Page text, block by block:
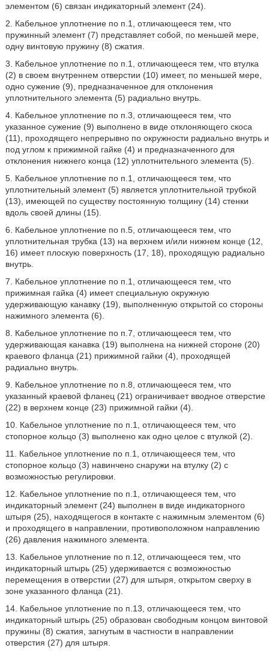
элементом (6) связан индикаторный элемент (24).
2. Кабельное уплотнение по п.1, отличающееся тем, что
пружинный элемент (7) представляет собой, по меньшей мере,
одну винтовую пружину (8) сжатия.
3. Кабельное уплотнение по п.1, отличающееся тем, что втулка
(2) в своем внутреннем отверстии (10) имеет, по меньшей мере,
одно сужение (9), предназначенное для отклонения
уплотнительного элемента (5) радиально внутрь.
4. Кабельное уплотнение по п.3, отличающееся тем, что
указанное сужение (9) выполнено в виде отклоняющего скоса
(11), проходящего непрерывно по окружности радиально внутрь и
под углом к прижимной гайке (4) и предназначенного для
отклонения нижнего конца (12) уплотнительного элемента (5).
5. Кабельное уплотнение по п.1, отличающееся тем, что
уплотнительный элемент (5) является уплотнительной трубкой
(13), имеющей по существу постоянную толщину (14) стенки
вдоль своей длины (15).
6. Кабельное уплотнение по п.5, отличающееся тем, что
уплотнительная трубка (13) на верхнем и/или нижнем конце (12,
16) имеет плоскую поверхность (17, 18), проходящую радиально
внутрь.
7. Кабельное уплотнение по п.1, отличающееся тем, что
прижимная гайка (4) имеет специальную окружную
удерживающую канавку (19), выполненную открытой со стороны
нажимного элемента (6).
8. Кабельное уплотнение по п.7, отличающееся тем, что
удерживающая канавка (19) выполнена на нижней стороне (20)
краевого фланца (21) прижимной гайки (4), проходящей
радиально внутрь.
9. Кабельное уплотнение по п.8, отличающееся тем, что
указанный краевой фланец (21) ограничивает вводное отверстие
(22) в верхнем конце (23) прижимной гайки (4).
10. Кабельное уплотнение по п.1, отличающееся тем, что
стопорное кольцо (3) выполнено как одно целое с втулкой (2).
11. Кабельное уплотнение по п.1, отличающееся тем, что
стопорное кольцо (3) навинчено снаружи на втулку (2) с
возможностью регулировки.
12. Кабельное уплотнение по п.1, отличающееся тем, что
индикаторный элемент (24) выполнен в виде индикаторного
штыря (25), находящегося в контакте с нажимным элементом (6)
и проходящего в направлении, противоположном направлению
(26) давления нажимного элемента.
13. Кабельное уплотнение по п.12, отличающееся тем, что
индикаторный штырь (25) удерживается с возможностью
перемещения в отверстии (27) для штыря, открытом сверху в
зоне указанного фланца (21).
14. Кабельное уплотнение по п.13, отличающееся тем, что
индикаторный штырь (25) образован свободным концом винтовой
пружины (8) сжатия, загнутым в частности в направлении
отверстия (27) для штыря.